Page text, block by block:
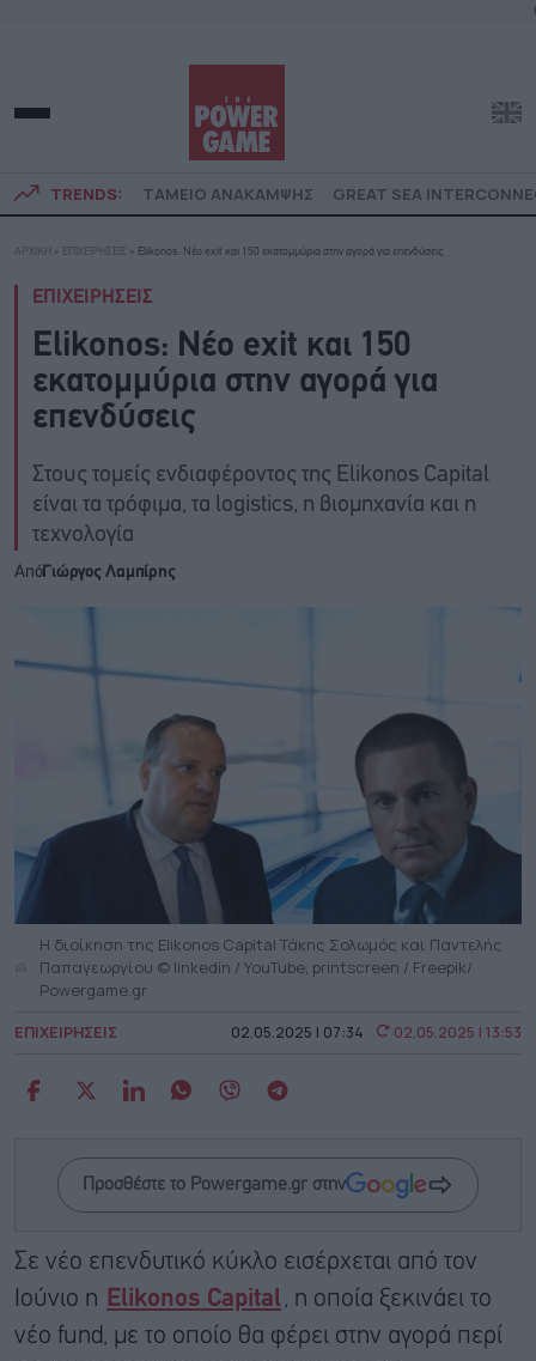
TRENDS: ΤΑΜΕΙΟ ΑΝΑΚΑΜΨΗΣ GREAT SEA
ΑΡΧΙΚΗ » ΕΠΙΧΕΙΡΗΣΕΙΣ » Elikonos: Νέο exit και 150 εκατομμύρια στην αγορά για επενδύσεις
ΕΠΙΧΕΙΡΗΣΕΙΣ
Elikonos: Νέο exit και 150
εκατομμύρια στην αγορά για
επενδύσεις
Στους τομείς ενδιαφέροντος της Elikonos Capital
είναι τα τρόφιμα, τα logistics, η βιομηχανία και η
τεχνολογία
ΑπόΓιώργος Λαμπίρης
Η διοίκηση της Elikonos Capital Τάκης Σολωμός και Παντελής
Παπαγεωργίου © linkedin / YouTube, printscreen / Freepik/
Powergame.gr
ΕΠΙΧΕΙΡΗΣΕΙΣ 02.05.2025 | 07:34 02.05.2025 | 13:53
Προσθέστε το Powergame.gr στην
Σε νέο επενδυτικό κύκλο εισέρχεται από τον
Ιούνιο η
Elikonos Capital, η οποία ξεκινάει το
νέο fund, με το οποίο θα φέρει στην αγορά περί